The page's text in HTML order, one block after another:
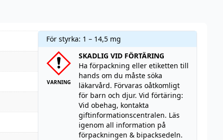
För styrka: 1 – 14,5 mg
VARNING
SKADLIG VID FÖRTÄRING
Ha förpackning eller etiketten till
hands om du måste söka
läkarvård. Förvaras oåtkomligt
för barn och djur. Vid förtäring:
Vid obehag, kontakta
giftinformationscentralen. Läs
igenom all information på
förpackningen & bipacksedeln.